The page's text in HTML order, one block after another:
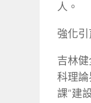
人。
強化引
吉林
科理
課”建